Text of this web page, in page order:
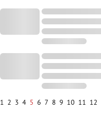
1 2 3 4 5 6 7 8 9 10 11 12